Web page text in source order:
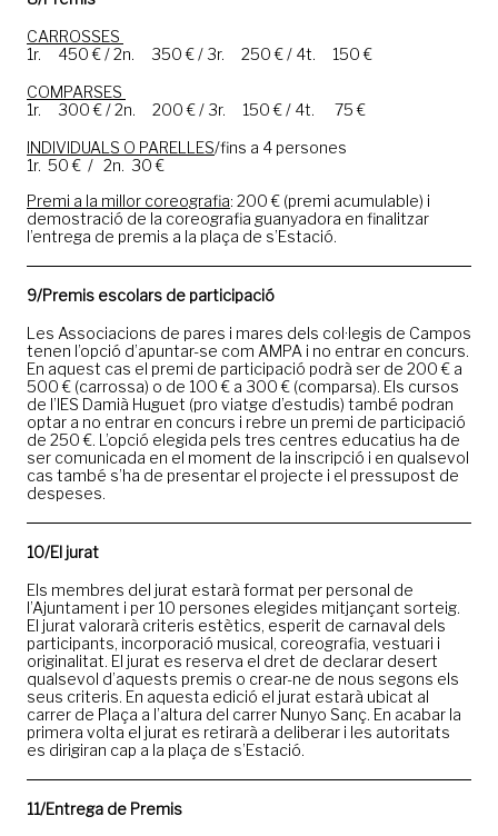
CARROSSES
1r. 450 € / 2n. 350 € / 3r. 250 € / 4t. 150 €
COMPARSES
1r. 300 € / 2n. 200 € / 3r. 150 € / 4t. 75 €
INDIVIDUALS O PARELLES/fins a 4 persones
1r. 50 € / 2n. 30 €
Premi a la millor coreografia: 200 € (premi acumulable) i
demostració de la coreografia guanyadora en finalitzar
l’entrega de premis a la plaça de s’Estació.
9/Premis escolars de participació
Les Associacions de pares i mares dels col·legis de Campos
tenen l’opció d’apuntar-se com AMPA i no entrar en concurs.
En aquest cas el premi de participació podrà ser de 200 € a
500 € (carrossa) o de 100 € a 300 € (comparsa). Els cursos
de l’IES Damià Huguet (pro viatge d’estudis) també podran
optar a no entrar en concurs i rebre un premi de participació
de 250 €. L’opció elegida pels tres centres educatius ha de
ser comunicada en el moment de la inscripció i en qualsevol
cas també s’ha de presentar el projecte i el pressupost de
despeses.
10/El jurat
Els membres del jurat estarà format per personal de
l’Ajuntament i per 10 persones elegides mitjançant sorteig.
El jurat valorarà criteris estètics, esperit de carnaval dels
participants, incorporació musical, coreografia, vestuari i
originalitat. El jurat es reserva el dret de declarar desert
qualsevol d’aquests premis o crear-ne de nous segons els
seus criteris. En aquesta edició el jurat estarà ubicat al
carrer de Plaça a l’altura del carrer Nunyo Sanç. En acabar la
primera volta el jurat es retirarà a deliberar i les autoritats
es dirigiran cap a la plaça de s’Estació.
11/Entrega de Premis